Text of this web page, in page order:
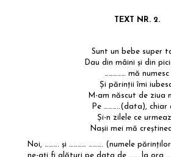
Plachete personalizate
Tricouri personalizate
Pahare personalizate
TEXT NR. 2.
Sunt un bebe super
Dau din mâini și din
…………… mă numesc
Și părinții îmi
M-am născut de ziua
Pe ………..(data), chiar
Și-n zilele ce
Nașii mei mă
Noi, ………. și ………… ………. (numele